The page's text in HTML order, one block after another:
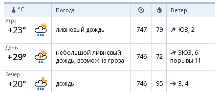
°C Погода Ветер
Утро
+23° ливневый дождь 747 79 ЮЗ, 2
День
+29°
небольшой ливневый
дождь, возможна гроза
746 72 ЗЮЗ, 6
порывы 11
Вечер
+20° дождь 746 95 З, 4